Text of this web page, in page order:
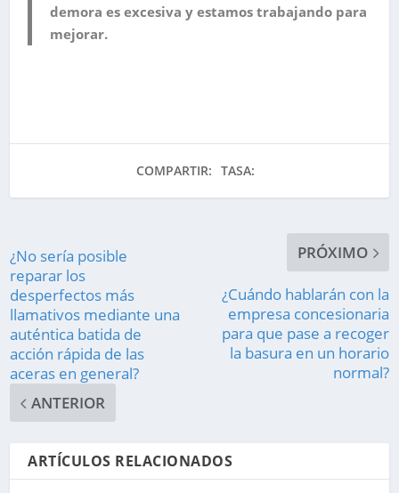
demora es excesiva y estamos trabajando para
mejorar.
COMPARTIR: TASA:
¿No sería posible
reparar los
desperfectos más
llamativos mediante una
auténtica batida de
acción rápida de las
aceras en general?
ANTERIOR
PRÓXIMO
¿Cuándo hablarán con la
empresa concesionaria
para que pase a recoger
la basura en un horario
normal?
ARTÍCULOS RELACIONADOS